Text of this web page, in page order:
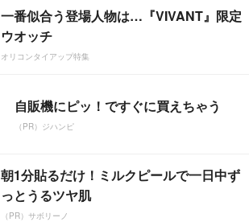
一番似合う登場人物は…『VIVANT』限定
ウオッチ
オリコンタイアップ特集
自販機にピッ！ですぐに買えちゃう
（PR）ジハンピ
朝1分貼るだけ！ミルクピールで一日中ず
っとうるツヤ肌
（PR）サボリーノ